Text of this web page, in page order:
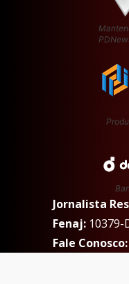
Jornalista
Fenaj:10379-
Fale Conosco: